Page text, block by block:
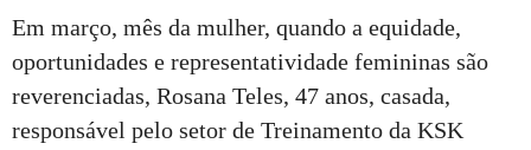
Em março, mês da mulher, quando a equidade,
oportunidades e representatividade femininas são
reverenciadas, Rosana Teles, 47 anos, casada,
responsável pelo setor de Treinamento da KSK